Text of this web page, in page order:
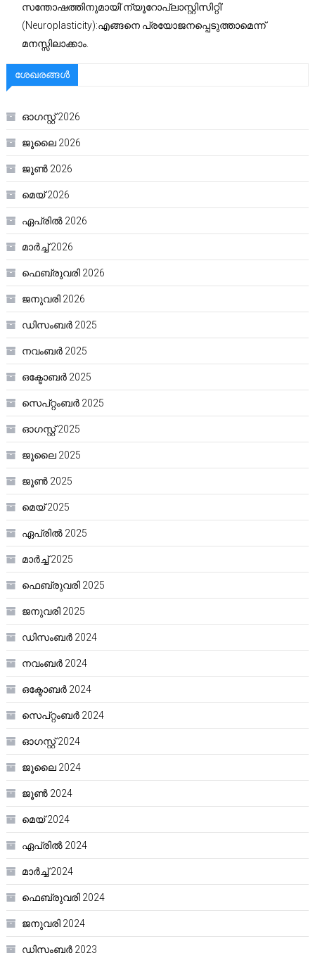
സന്തോഷത്തിനുമായി’ന്യൂറോപ്ലാസ്റ്റിസിറ്റി’
(Neuroplasticity):എങ്ങനെ പ്രയോജനപ്പെടുത്താമെന്ന്
മനസ്സിലാക്കാം.
ശേഖരങ്ങൾ
ഓഗസ്റ്റ്‌ 2026
ജൂലൈ 2026
ജൂൺ 2026
മെയ്‌ 2026
ഏപ്രിൽ 2026
മാർച്ച്‌ 2026
ഫെബ്രുവരി 2026
ജനുവരി 2026
ഡിസംബർ 2025
നവംബർ 2025
ഒക്ടോബർ 2025
സെപ്റ്റംബർ 2025
ഓഗസ്റ്റ്‌ 2025
ജൂലൈ 2025
ജൂൺ 2025
മെയ്‌ 2025
ഏപ്രിൽ 2025
മാർച്ച്‌ 2025
ഫെബ്രുവരി 2025
ജനുവരി 2025
ഡിസംബർ 2024
നവംബർ 2024
ഒക്ടോബർ 2024
സെപ്റ്റംബർ 2024
ഓഗസ്റ്റ്‌ 2024
ജൂലൈ 2024
ജൂൺ 2024
മെയ്‌ 2024
ഏപ്രിൽ 2024
മാർച്ച്‌ 2024
ഫെബ്രുവരി 2024
ജനുവരി 2024
ഡിസംബർ 2023